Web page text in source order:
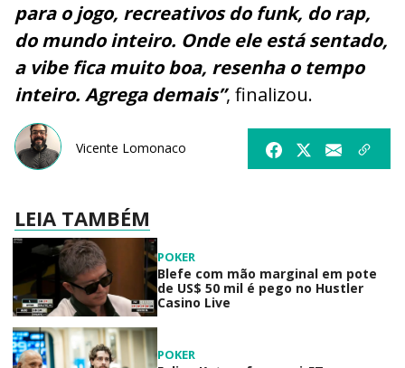
para o jogo, recreativos do funk, do rap,
do mundo inteiro. Onde ele está sentado,
a vibe fica muito boa, resenha o tempo
inteiro. Agrega demais”, finalizou.
Vicente Lomonaco
LEIA TAMBÉM
POKER
Blefe com mão marginal em pote
de US$ 50 mil é pego no Hustler
Casino Live
POKER